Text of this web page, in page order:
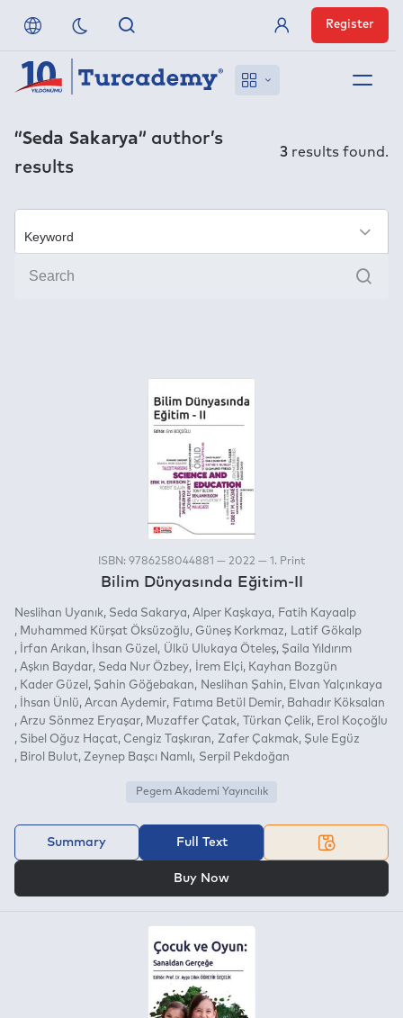
References
Off-Campus Access
FAQ
Member Login
Register
“Seda Sakarya” author’s
results
3 results found.
ISBN: 9786258044881 — 2022 — 1. Print
Bilim Dünyasında Eğitim-II
Neslihan Uyanık Seda Sakarya Alper Kaşkaya
Fatih Kayaalp
Muhammed Kürşat Öksüzoğlu
Güneş Korkmaz
Latif Gökalp
İrfan Arıkan
İhsan Güzel Ülkü Ulukaya Öteleş Şaila Yıldırım
Aşkın Baydar Seda Nur Özbey İrem Elçi
Kayhan Bozgün
Kader Güzel
Şahin Göğebakan Neslihan Şahin
Elvan Yalçınkaya
İhsan Ünlü Arcan Aydemir Fatıma Betül Demir
Bahadır Köksalan
Arzu Sönmez Eryaşar
Muzaffer Çatak Türkan Çelik
Erol Koçoğlu
Sibel Oğuz Haçat Cengiz Taşkıran Zafer Çakmak Şule Egüz
Birol Bulut Zeynep Başcı Namlı Serpil Pekdoğan
Pegem Akademi Yayıncılık
Summary Full Text
Buy Now